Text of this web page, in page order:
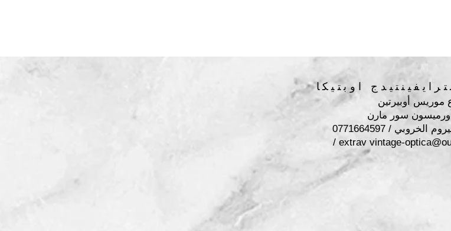
اوبتيكا
الخروبي / 0771664597
extrav vintage-
/